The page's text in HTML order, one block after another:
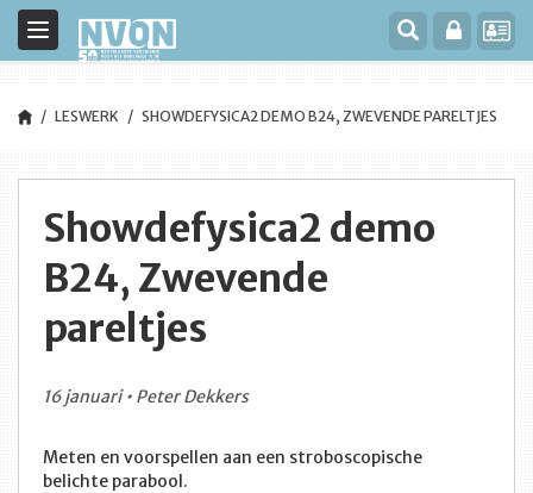
Toggle
navigation
LESWERK SHOWDEFYSICA2 DEMO B24, ZWEVENDE PARELTJES
Showdefysica2 demo
B24, Zwevende
pareltjes
16 januari • Peter Dekkers
Meten en voorspellen aan een stroboscopische
belichte parabool.